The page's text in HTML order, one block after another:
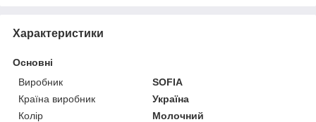
Характеристики
Основні
Виробник
SOFIA
Країна виробник
Україна
Колір
Молочний